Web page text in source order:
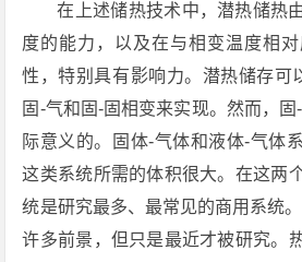
在上述储热技术中，潜热储热
度的能力，以及在与相变温度相
性，特别具有影响力。潜热储存可
固-气和固-固相变来实现。然而，
际意义的。固体-气体和液体-气体
这类系统所需的体积很大。在这两
统是研究最多、最常见的商用系统
许多前景，但只是最近才被研究。